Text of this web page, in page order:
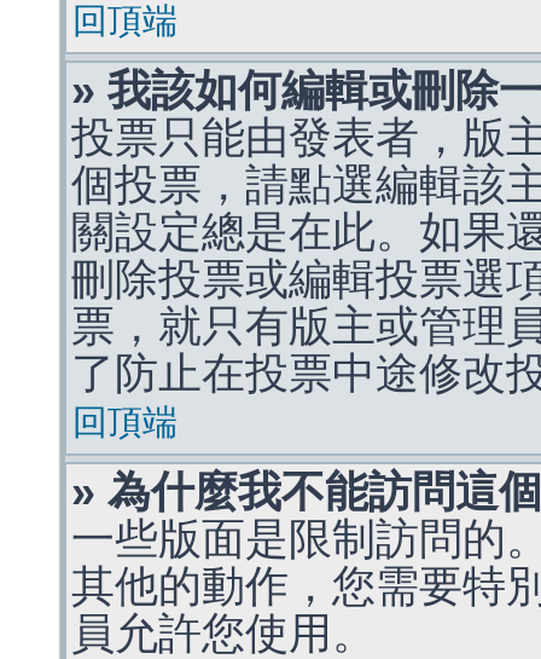
回頂端
» 我該如何編輯或刪除
投票只能由發表者，版
個投票，請點選編輯該
關設定總是在此。如果
刪除投票或編輯投票選
票，就只有版主或管理
了防止在投票中途修改
回頂端
» 為什麼我不能訪問這
一些版面是限制訪問的
其他的動作，您需要特
員允許您使用。